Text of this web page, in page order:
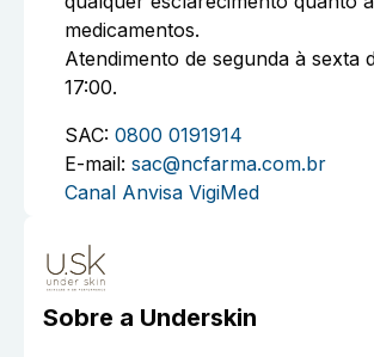
medicamentos.
Atendimento de segunda à sexta
17:00.
SAC: 0800 0191914
E-mail: sac@ncfarma.com.br
Canal Anvisa VigiMed
Sobre a Underskin